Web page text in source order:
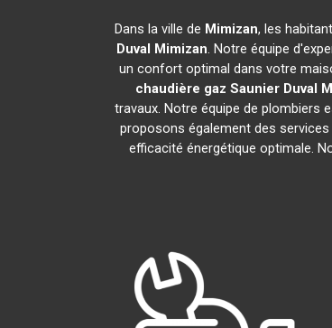
Dans la ville de Mimizan, les
Duval Mimizan. Notre équipe
un confort optimal dans votre
chaudière gaz Saunier Duval
travaux. Notre équipe de plombiers
proposons également des
efficacité énergétique optimale.